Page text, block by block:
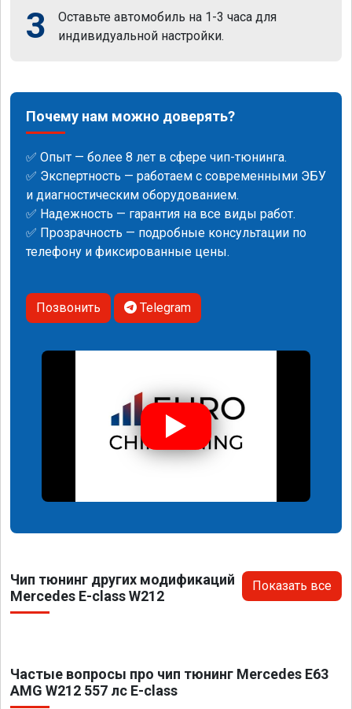
3
Оставьте автомобиль на 1-3 часа для
индивидуальной настройки.
Почему нам можно доверять?
✅ Опыт — более 8 лет в сфере чип-тюнинга.
✅ Экспертность — работаем с современными ЭБУ
и диагностическим оборудованием.
✅ Надежность — гарантия на все виды работ.
✅ Прозрачность — подробные консультации по
телефону и фиксированные цены.
Позвонить Telegram
Чип тюнинг других модификаций
Mercedes E-class W212
Показать все
Частые вопросы про чип тюнинг Mercedes E63
AMG W212 557 лс E-class